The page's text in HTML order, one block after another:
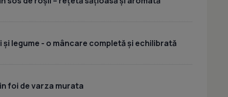
și legume - o mâncare completă și echilibrată
foi de varza murata